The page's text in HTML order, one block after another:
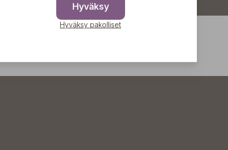
Hyväksy
Hyväksy pakolliset